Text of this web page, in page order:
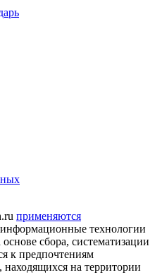
применяются
технологии
сбора, систематизации
к предпочтениям
находящихся на территории